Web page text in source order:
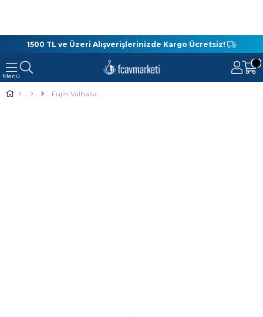
1500 TL ve Üzeri Alışverişlerinizde Kargo Ücretsiz!
Fujin Valhalla Darksea Bag - Balıkçı Çantası